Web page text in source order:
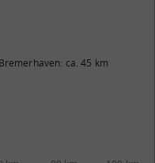
ca. 45 km